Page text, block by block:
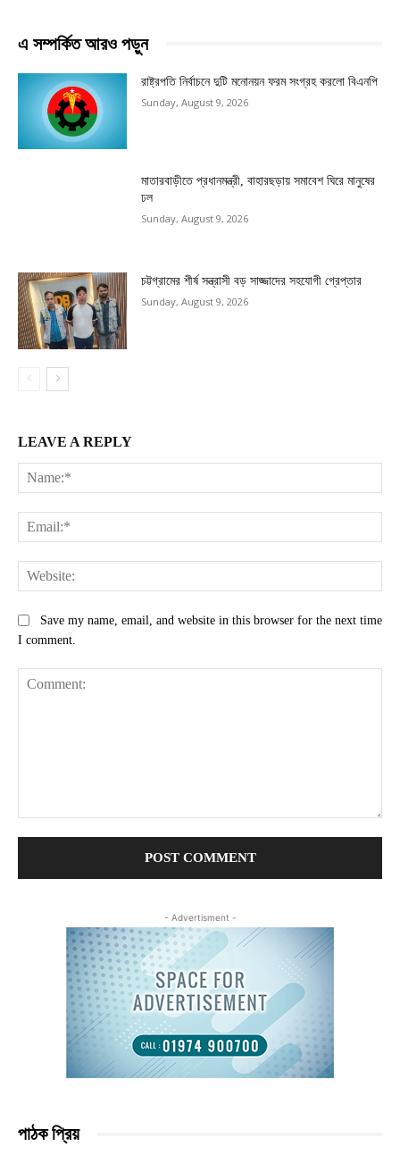
এ সম্পর্কিত আরও পড়ুন
রাষ্ট্রপতি নির্বাচনে দুটি মনোনয়ন ফরম সংগ্রহ করলো বিএনপি
Sunday, August 9, 2026
মাতারবাড়ীতে প্রধানমন্ত্রী, বাহারছড়ায় সমাবেশ ঘিরে মানুষের
ঢল
Sunday, August 9, 2026
চট্টগ্রামের শীর্ষ সন্ত্রাসী বড় সাজ্জাদের সহযোগী গ্রেপ্তার
Sunday, August 9, 2026
LEAVE A REPLY
Save my name, email, and website in this browser for the next time
I comment.
- Advertisment -
পাঠক প্রিয়